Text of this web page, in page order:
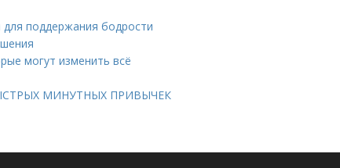
для поддержания бодрости
могут изменить всё
МИНУТНЫХ ПРИВЫЧЕК